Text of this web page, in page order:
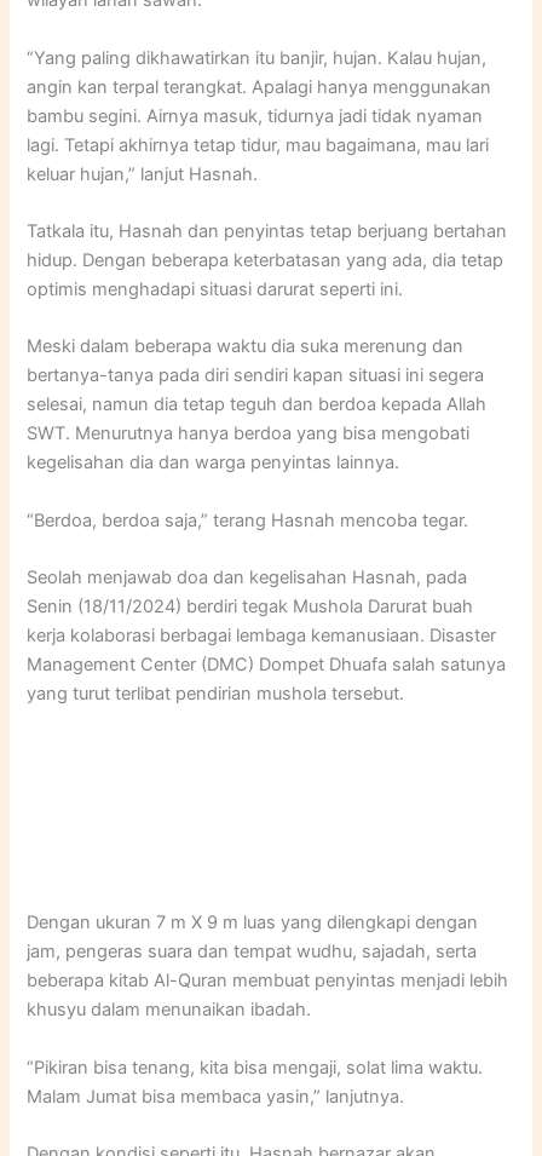
“Yang paling dikhawatirkan itu banjir, hujan. Kalau hujan,
angin kan terpal terangkat. Apalagi hanya menggunakan
bambu segini. Airnya masuk, tidurnya jadi tidak nyaman
lagi. Tetapi akhirnya tetap tidur, mau bagaimana, mau lari
keluar hujan,” lanjut Hasnah.
Tatkala itu, Hasnah dan penyintas tetap berjuang bertahan
hidup. Dengan beberapa keterbatasan yang ada, dia tetap
optimis menghadapi situasi darurat seperti ini.
Meski dalam beberapa waktu dia suka merenung dan
bertanya-tanya pada diri sendiri kapan situasi ini segera
selesai, namun dia tetap teguh dan berdoa kepada Allah
SWT. Menurutnya hanya berdoa yang bisa mengobati
kegelisahan dia dan warga penyintas lainnya.
“Berdoa, berdoa saja,” terang Hasnah mencoba tegar.
Seolah menjawab doa dan kegelisahan Hasnah, pada
Senin (18/11/2024) berdiri tegak Mushola Darurat buah
kerja kolaborasi berbagai lembaga kemanusiaan. Disaster
Management Center (DMC) Dompet Dhuafa salah satunya
yang turut terlibat pendirian mushola tersebut.
Dengan ukuran 7 m X 9 m luas yang dilengkapi dengan
jam, pengeras suara dan tempat wudhu, sajadah, serta
beberapa kitab Al-Quran membuat penyintas menjadi lebih
khusyu dalam menunaikan ibadah.
“Pikiran bisa tenang, kita bisa mengaji, solat lima waktu.
Malam Jumat bisa membaca yasin,” lanjutnya.